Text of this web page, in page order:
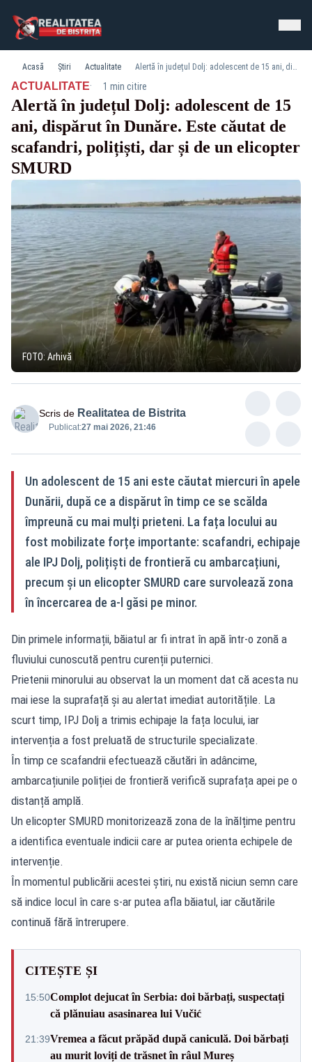
Acasă Știri Actualitate Alertă în județul Dolj: adolescent de 15 ani, dispărut în Dunăre. Este căutat de scafandri, polițiști, dar și de un elicopter SMURD
ACTUALITATE· 1 min citire
Alertă în județul Dolj: adolescent de 15
ani, dispărut în Dunăre. Este căutat de
scafandri, polițiști, dar și de un elicopter
SMURD
FOTO: Arhivă
Scris de Realitatea de Bistrita
Publicat:27 mai 2026, 21:46
Un adolescent de 15 ani este căutat miercuri în apele
Dunării, după ce a dispărut în timp ce se scălda
împreună cu mai mulți prieteni. La fața locului au
fost mobilizate forțe importante: scafandri, echipaje
ale IPJ Dolj, polițiști de frontieră cu ambarcațiuni,
precum și un elicopter SMURD care survolează zona
în încercarea de a-l găsi pe minor.
Din primele informații, băiatul ar fi intrat în apă într-o zonă a
fluviului cunoscută pentru curenții puternici.
Prietenii minorului au observat la un moment dat că acesta nu
mai iese la suprafață și au alertat imediat autoritățile. La
scurt timp, IPJ Dolj a trimis echipaje la fața locului, iar
intervenția a fost preluată de structurile specializate.
În timp ce scafandrii efectuează căutări în adâncime,
ambarcațiunile poliției de frontieră verifică suprafața apei pe o
distanță amplă.
Un elicopter SMURD monitorizează zona de la înălțime pentru
a identifica eventuale indicii care ar putea orienta echipele de
intervenție.
În momentul publicării acestei știri, nu există niciun semn care
să indice locul în care s-ar putea afla băiatul, iar căutările
continuă fără întrerupere.
CITEȘTE ȘI
15:50Complot dejucat în Serbia: doi bărbați, suspectați
că plănuiau asasinarea lui Vučić
21:39Vremea a făcut prăpăd după caniculă. Doi bărbați
au murit loviți de trăsnet în râul Mureș